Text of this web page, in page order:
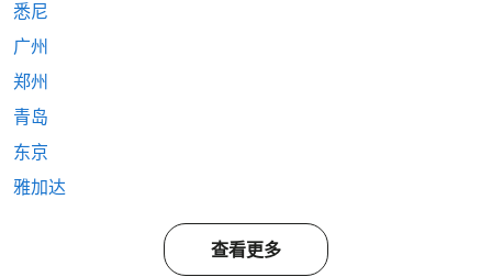
悉尼
广州
郑州
青岛
东京
雅加达
查看更多